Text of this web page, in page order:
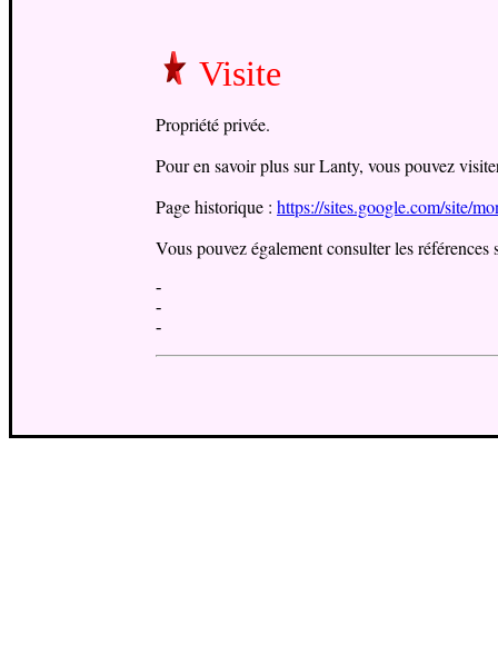
Visite
Propriété privée.
Pour en savoir plus sur Lanty, vous pouvez
Page historique : https://sites.google.com/site/
Vous pouvez également consulter les références
-
-
-